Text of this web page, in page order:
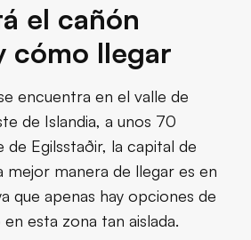
el cañón
cómo llegar
encuentra en el valle de
de Islandia, a unos 70
Egilsstaðir, la capital de
mejor manera de llegar es en
que apenas hay opciones de
esta zona tan aislada.